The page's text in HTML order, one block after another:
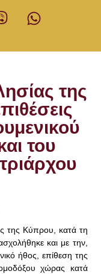
της
του
της Κύπρου, κατά τη
και με την,
ήθος, επίθεση της
χώρας κατά